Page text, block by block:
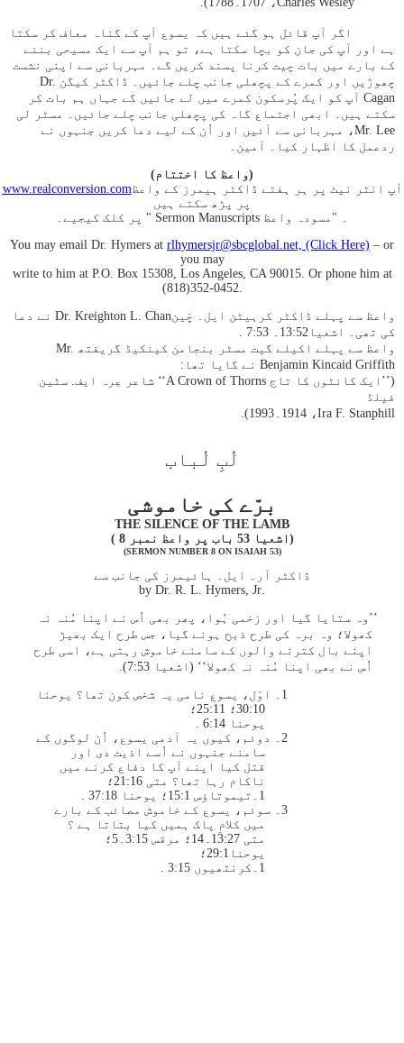
اگر آپ قائل ہو گئے ہیں کہ یسوع آپ کے گناہ معاف کر سکتا
ہے اور آپ کی جان کو بچا سکتا ہے، تو ہم آپ سے ایک مسیحی بننے
کے بارے میں بات چیت کرنا پسند کریں گے۔ مہربانی سے اپنی نشست
چھوڑیں اور کمرے کے پچھلی جانب چلے جائیں۔ ڈاکٹر کیگن Dr.
Cagan آپ کو ایک پُرسکون کمرے میں لے جائیں گے جہاں ہم بات کر
سکتے ہیں۔ ابھی اجتماع گاہ کی پچھلی جانب چلے جائیں۔ مسٹر لی
Mr. Lee، مہربانی سے آئیں اور اُن کے لیے دعا کریں جنہوں نے
ردعمل کا اظہار کیا۔ آمین۔
(واعظ کا اختتام)
آپ انٹر نیٹ پر ہر ہفتے ڈاکٹر ہیمرز کے واعظwww.realconversion.com
پر پڑھ سکتے ہیں
۔ "مسودہ واعظ Sermon Manuscripts " پر کلک کیجیے۔
You may email Dr. Hymers at rlhymersjr@sbcglobal.net, (Click Here) – or
you may
write to him at P.O. Box 15308, Los Angeles, CA 90015. Or phone him at
(818)352-0452.
واعظ سے پہلے ڈاکٹر کرہیٹن ایل۔ چَینDr. Kreighton L. Chan نے دعا
کی تھی۔ اشعیا52:‏13۔ 53:‏7 .
واعظ سے پہلے اکیلے گیت مسٹر بنجامن کینکیڈ گریفتھ Mr.
Benjamin Kincaid Griffith نے گایا تھا:
(’’ایک کانٹوں کا تاج A Crown of Thorns‘‘ شاعر عِرہ ایف. سٹین
فیلڈ
Ira F. Stanphill‏، 1914۔1993).
لُبِ لُباب
برّے کی خاموشی
THE SILENCE OF THE LAMB
(اشعیا 53 باب پر واعظ نمبر 8 )
(SERMON NUMBER 8 ON ISAIAH 53)
ڈاکٹر آر۔ ایل۔ ہائیمرز کی جانب سے
.by Dr. R. L. Hymers, Jr
’’وہ ستایا گیا اور زخمی ہُوا، پھر بھی اُس نے اپنا مُنہ نہ
کھولا؛ وہ برہ کی طرح ذبح ہونے گیا، جس طرح ایک بھیڑ
اپنے بال کترنے والوں کے سامنے خاموش رہتی ہے، اسی طرح
اُس نے بھی اپنا مُنہ نہ کھولا‘‘ (اشعیا 53:‏7).
1۔ اوّل، یسوع نامی یہ شخص کون تھا؟ یوحنا
10:‏30؛ 11:‏25؛
یوحنا 14:‏6 .
2۔ دوئم، کیوں یہ آدمی یسوع، اُن لوگوں کے
سامنے جنہوں نے اُسے اذیت دی اور
قتل کیا اپنے آپ کا دفاع کرنے میں
ناکام رہا تھا؟ متی 16:‏21؛
1۔تیموتاؤس 1:‏15؛ یوحنا 18:‏37 .
3۔ سوئم، یسوع کے خاموش مصائب کے بارے
میں کلامِ پاک ہمیں کیا بتاتا ہے ؟
متی 27:‏13۔14؛ مرقس 15:‏3۔5؛
یوحنا1:‏29؛
1۔کرنتھیوں 15:‏3 .